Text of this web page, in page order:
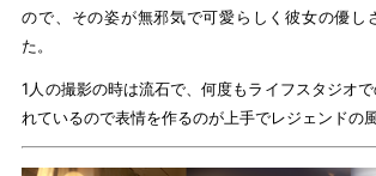
ので、その姿が無邪気で可愛らしく彼女の優し
た。
1人の撮影の時は流石で、何度もライフスタジオ
れているので表情を作るのが上手でレジェンドの